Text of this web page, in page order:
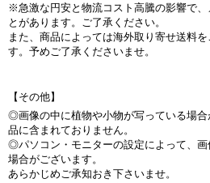
※急激な円安と物流コスト高騰の影響で、
とがあります。ご了承ください。
また、商品によっては海外取り寄せ送料
す。予めご了承くださいませ。
【その他】
◎画像の中に植物や小物が写っている場
品に含まれておりません。
◎パソコン・モニターの設定によって、画
場合がございます。
あらかじめご承知おき下さいませ。